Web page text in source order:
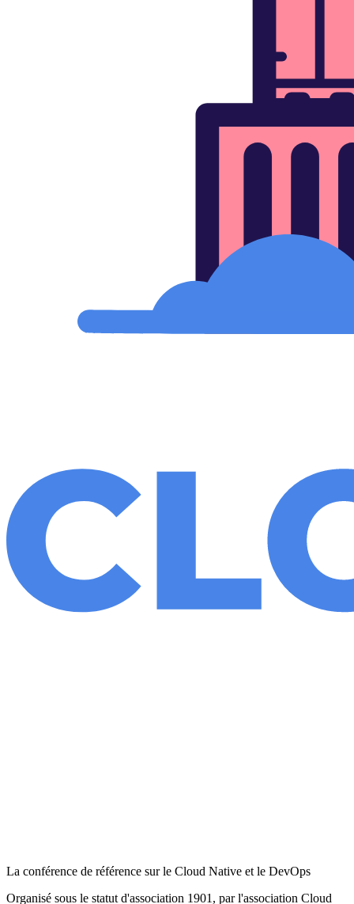
La conférence de référence sur le Cloud Native et le DevOps
Organisé sous le statut d'association 1901, par l'association Cloud